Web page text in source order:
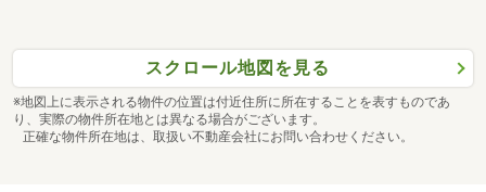
スクロール地図を見る
※地図上に表示される物件の位置は付近住所に所在することを表すものであ
り、実際の物件所在地とは異なる場合がございます。
正確な物件所在地は、取扱い不動産会社にお問い合わせください。